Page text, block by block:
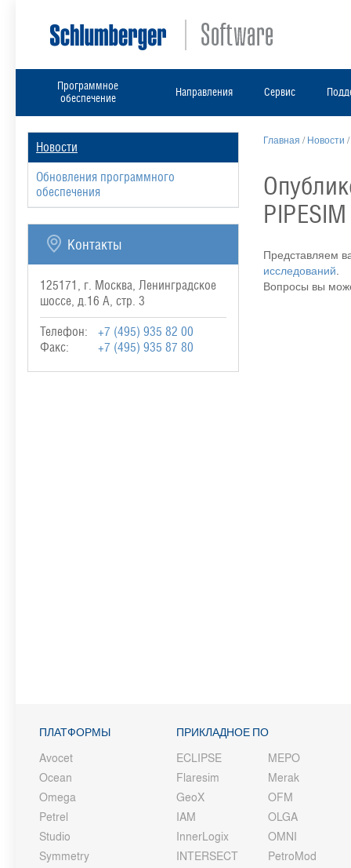
Программное
обеспечение
Направления Сервис
Новости
Обновления программного
обеспечения
Контакты
125171, г. Москва, Ленинградское
шоссе, д.16 А, стр. 3
Телефон:
+7 (495) 935 82 00
Факс:
+7 (495) 935 87 80
Главная /Новости /
PIPESIM
Представляем
исследований.
Вопросы вы
ПЛАТФОРМЫ
Avocet
Ocean
Omega
Petrel
Studio
Symmetry
ПРИКЛАДНОЕ ПО
ECLIPSE
Flaresim
GeoX
IAM
InnerLogix
INTERSECT
MEPO
Merak
OFM
OLGA
OMNI
PetroMod